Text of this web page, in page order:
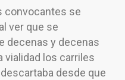
convocantes se
ver que se
decenas y decenas
vialidad los carriles
desde que